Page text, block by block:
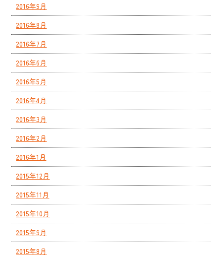
2016年9月
2016年8月
2016年7月
2016年6月
2016年5月
2016年4月
2016年3月
2016年2月
2016年1月
2015年12月
2015年11月
2015年10月
2015年9月
2015年8月